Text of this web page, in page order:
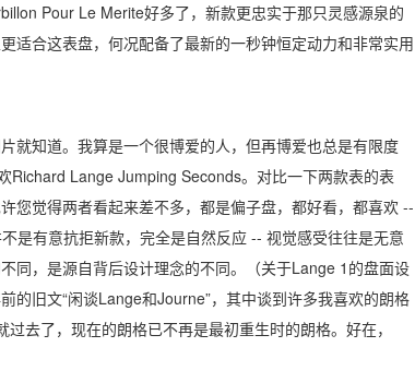
Pour Le Merite好多了，新款更忠实于那只灵感源泉的
适合这表盘，何况配备了最新的一秒钟恒定动力和非常实用
就知道。我算是一个很博爱的人，但再博爱也总是有限度
Richard Lange Jumping Seconds。对比一下两款表的表
您觉得两者看起来差不多，都是偏子盘，都好看，都喜欢 --
是有意抗拒新款，完全是自然反应 -- 视觉感受往往是无意
同，是源自背后设计理念的不同。（关于Lange 1的盘面设
的旧文“闲谈Lange和Journe”，其中谈到许多我喜欢的朗格
去了，现在的朗格已不再是最初重生时的朗格。好在，